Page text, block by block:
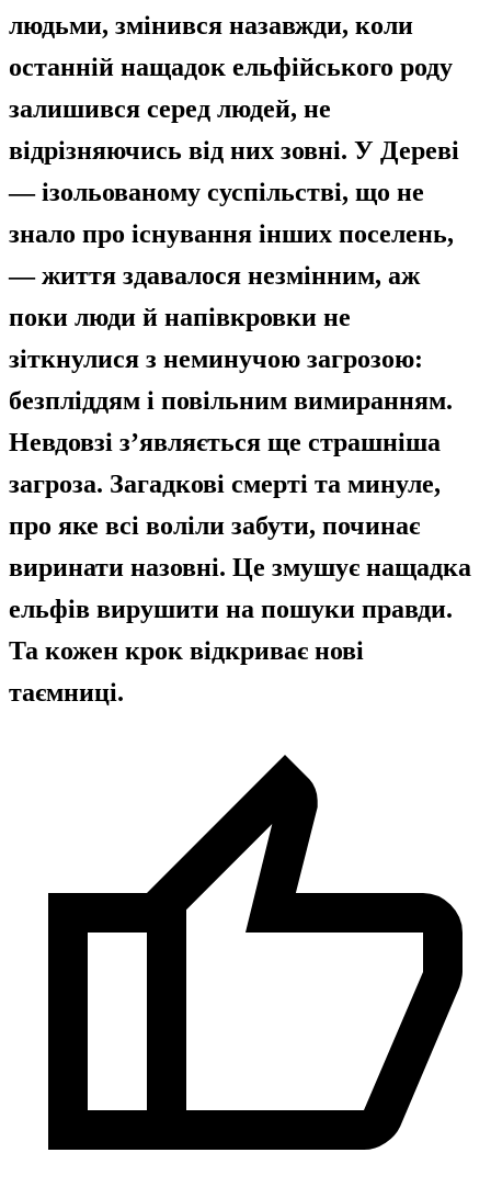
людьми, змінився назавжди, коли
останній нащадок ельфійського роду
залишився серед людей, не
відрізняючись від них зовні. У Дереві
— ізольованому суспільстві, що не
знало про існування інших поселень,
— життя здавалося незмінним, аж
поки люди й напівкровки не
зіткнулися з неминучою загрозою:
безпліддям і повільним вимиранням.
Невдовзі з’являється ще страшніша
загроза. Загадкові смерті та минуле,
про яке всі воліли забути, починає
виринати назовні. Це змушує нащадка
ельфів вирушити на пошуки правди.
Та кожен крок відкриває нові
таємниці.